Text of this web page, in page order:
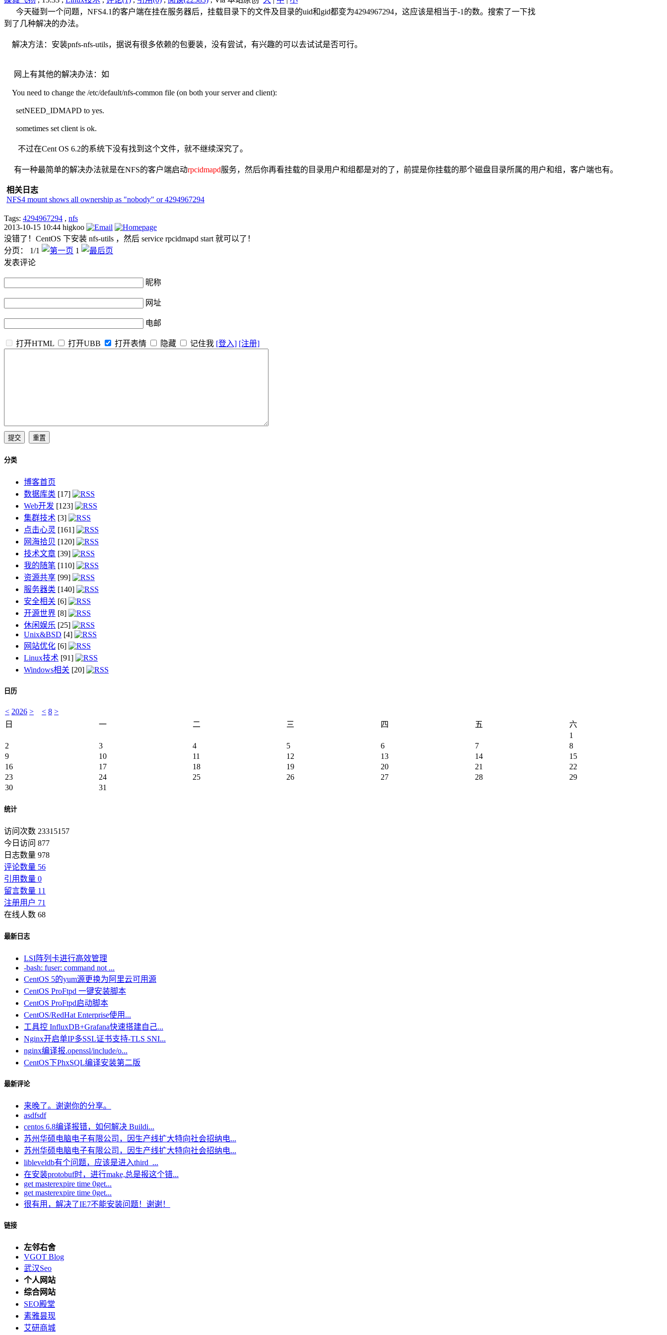
今天碰到一个问题，NFS4.1的客户端在挂在服务器后，挂载目录下的文件及目录的uid和gid都变为4294967294，这应该是相当于-1的数。搜索了一下找
到了几种解决的办法。
解决方法：安装pnfs-nfs-utils，据说有很多依赖的包要装，没有尝试，有兴趣的可以去试试是否可行。
网上有其他的解决办法：如
You need to change the /etc/default/nfs-common file (on both your server and client):
setNEED_IDMAPD to yes.
sometimes set client is ok.
不过在Cent OS 6.2的系统下没有找到这个文件，就不继续深究了。
有一种最简单的解决办法就是在NFS的客户端启动rpcidmapd服务，然后你再看挂载的目录用户和组都是对的了，前提是你挂载的那个磁盘目录所属的用户和组，客户端也有。
相关日志
NFS4 mount shows all ownership as "nobody" or 4294967294
Tags: 4294967294 , nfs
2013-10-15 10:44 higkoo
没错了！CentOS 下安装 nfs-utils ，然后 service rpcidmapd start 就可以了！
分页： 1/1
1
发表评论
昵称
网址
电邮
打开HTML 打开UBB 打开表情 隐藏 记住我 [登入] [注册]
分类
博客首页
数据库类 [17]
Web开发 [123]
集群技术 [3]
点击心灵 [161]
网海拾贝 [120]
技术文章 [39]
我的随笔 [110]
资源共享 [99]
服务器类 [140]
安全相关 [6]
开源世界 [8]
休闲娱乐 [25]
Unix&BSD [4]
网站优化 [6]
Linux技术 [91]
Windows相关 [20]
日历
< 2026 > < 8 >
日
一 二 三 四 五
六
1
2
3 4 5 6 7
8
9
10 11 12 13 14
15
16
17 18 19 20 21
22
23
24 25 26 27 28
29
30
31
统计
访问次数 23315157
今日访问 877
日志数量 978
评论数量 56
引用数量 0
留言数量 11
注册用户 71
在线人数 68
最新日志
LSI阵列卡进行高效管理
-bash: fuser: command not ...
CentOS 5的yum源更换为阿里云可用源
CentOS ProFtpd 一键安装脚本
CentOS ProFtpd启动脚本
CentOS/RedHat Enterprise使用...
工具控 InfluxDB+Grafana快速搭建自己...
Nginx开启单IP多SSL证书支持-TLS SNI...
nginx编译报.openssl/include/o...
CentOS下PhxSQL编译安装第二版
最新评论
来晚了。谢谢你的分享。
asdfsdf
centos 6.8编译报错，如何解决 Buildi...
苏州华硕电脑电子有限公司，因生产线扩大特向社会招纳电...
苏州华硕电脑电子有限公司，因生产线扩大特向社会招纳电...
libleveldb有个问题，应该是进入third_...
在安装protobuf时，进行make,总是报这个错...
get masterexpire time 0get...
get masterexpire time 0get...
很有用，解决了IE7不能安装问题！谢谢！
链接
左邻右舍
VGOT Blog
武汉Seo
个人网站
综合网站
SEO殿堂
素雅昙现
艾研商城